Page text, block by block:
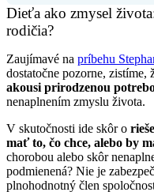
Dieťa ako zmysel
rodičia?
Zaujímavé na príbehu
dostatočne pozorne, zistíme,
akousi prirodzenou
nenaplnením zmyslu života.
V skutočnosti ide skôr o
mať to, čo chce, alebo by
chorobou alebo skôr
podmienená? Nie je
plnohodnotný člen